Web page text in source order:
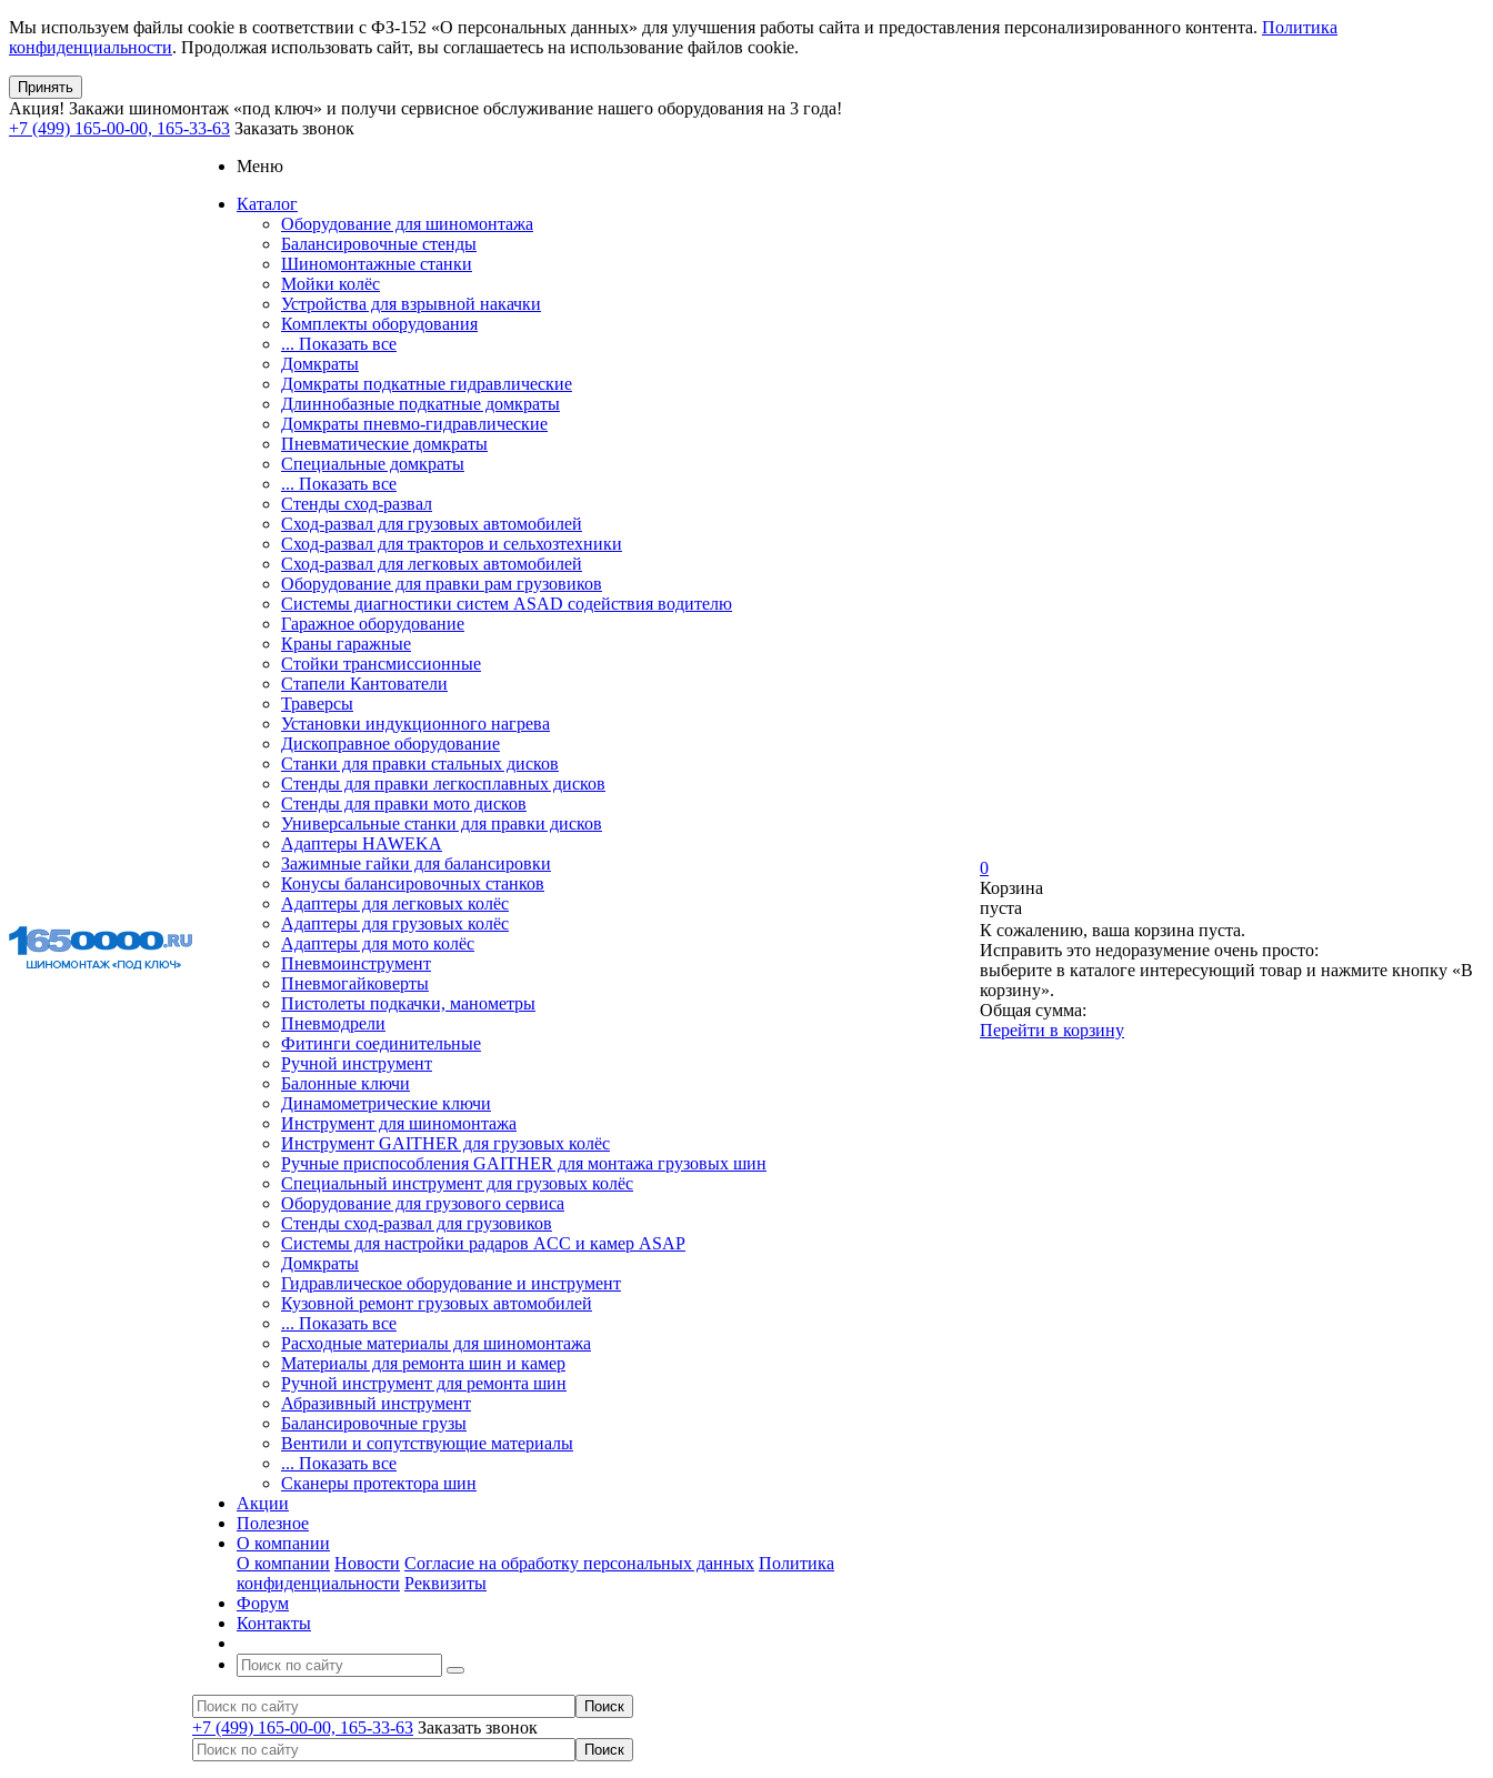
Мы используем файлы cookie в соответствии с ФЗ-152 «О персональных данных» для улучшения работы сайта и предоставления персонализированного контента. Политика
конфиденциальности. Продолжая использовать сайт, вы соглашаетесь на использование файлов cookie.
Принять
Акция! Закажи шиномонтаж «под ключ» и получи сервисное обслуживание нашего оборудования на 3 года!
+7 (499) 165-00-00, 165-33-63 Заказать звонок
Меню
Каталог
Оборудование для шиномонтажа
Балансировочные стенды
Шиномонтажные станки
Мойки колёс
Устройства для взрывной накачки
Комплекты оборудования
... Показать все
Домкраты
Домкраты подкатные гидравлические
Длиннобазные подкатные домкраты
Домкраты пневмо-гидравлические
Пневматические домкраты
Специальные домкраты
... Показать все
Стенды сход-развал
Сход-развал для грузовых автомобилей
Сход-развал для тракторов и сельхозтехники
Сход-развал для легковых автомобилей
Оборудование для правки рам грузовиков
Системы диагностики систем ASAD содействия водителю
Гаражное оборудование
Краны гаражные
Стойки трансмиссионные
Стапели Кантователи
Траверсы
Установки индукционного нагрева
Дископравное оборудование
Станки для правки стальных дисков
Стенды для правки легкосплавных дисков
Стенды для правки мото дисков
Универсальные станки для правки дисков
Адаптеры HAWEKA
Зажимные гайки для балансировки
Конусы балансировочных станков
Адаптеры для легковых колёс
Адаптеры для грузовых колёс
Адаптеры для мото колёс
Пневмоинструмент
Пневмогайковерты
Пистолеты подкачки, манометры
Пневмодрели
Фитинги соединительные
Ручной инструмент
Балонные ключи
Динамометрические ключи
Инструмент для шиномонтажа
Инструмент GAITHER для грузовых колёс
Ручные приспособления GAITHER для монтажа грузовых шин
Специальный инструмент для грузовых колёс
Оборудование для грузового сервиса
Стенды сход-развал для грузовиков
Системы для настройки радаров ACC и камер ASAP
Домкраты
Гидравлическое оборудование и инструмент
Кузовной ремонт грузовых автомобилей
... Показать все
Расходные материалы для шиномонтажа
Материалы для ремонта шин и камер
Ручной инструмент для ремонта шин
Абразивный инструмент
Балансировочные грузы
Вентили и сопутствующие материалы
... Показать все
Сканеры протектора шин
Акции
Полезное
О компании
О компании Новости Согласие на обработку персональных данных Политика
конфиденциальности Реквизиты
Форум
Контакты
+7 (499) 165-00-00, 165-33-63 Заказать звонок
0
Корзина
пуста
К сожалению, ваша корзина пуста.
Исправить это недоразумение очень просто:
выберите в каталоге интересующий товар и нажмите кнопку «В
корзину».
Общая сумма:
Перейти в корзину